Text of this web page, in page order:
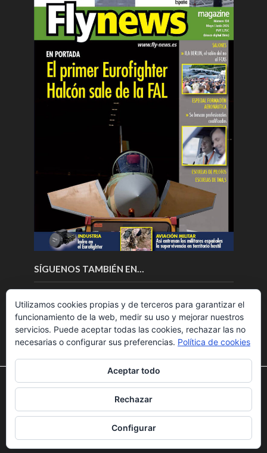
SÍGUENOS TAMBIÉN EN…
Copyright © 2018.Fly News.Noticias aerospacial
UAS aviación comercial
Utilizamos cookies para ofrecerte la mejor experiencia en
nuestra web.
Puedes aprender más sobre qué cookies utilizamos o
desactivarlas en losajustes.
Utilizamos cookies propias y de terceros para garantizar el
funcionamiento de la web, medir su uso y mejorar nuestros
servicios. Puede aceptar todas las cookies, rechazar las no
necesarias o configurar sus preferencias. Política de cookies
Aceptar todo
Rechazar
Configurar